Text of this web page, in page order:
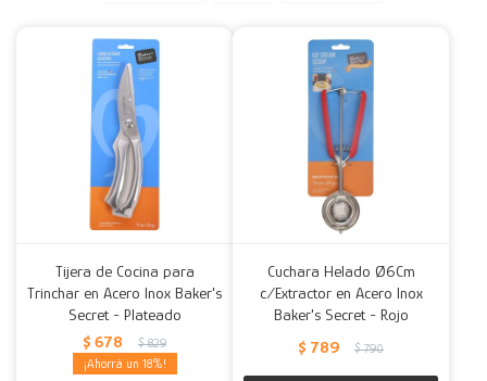
Tijera de Cocina para
Trinchar en Acero Inox Baker's
Secret - Plateado
$ 678 $ 829
18
Cuchara Helado Ø6Cm
c/Extractor en Acero Inox
Baker's Secret - Rojo
$ 789 $ 790
Calefactores
Acolchados y Frazadas
Decoración
Accesorios para el hogar
Herramientas
Accesorios
Muebles Infantiles